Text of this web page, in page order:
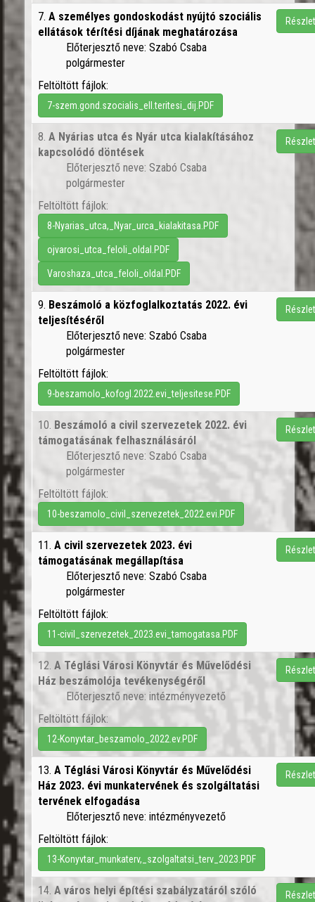
7. A személyes gondoskodást nyújtó szociális
ellátások térítési díjának meghatározása
Előterjesztő neve: Szabó Csaba
polgármester
Feltöltött fájlok:
7-szem.gond.szocialis_ell.teritesi_dij.PDF
8. A Nyárias utca és Nyár utca kialakításához
kapcsolódó döntések
Előterjesztő neve: Szabó Csaba
polgármester
Feltöltött fájlok:
8-Nyarias_utca,_Nyar_urca_kialakitasa.PDF
ojvarosi_utca_feloli_oldal.PDF
Varoshaza_utca_feloli_oldal.PDF
9. Beszámoló a közfoglalkoztatás 2022. évi
teljesítéséről
Előterjesztő neve: Szabó Csaba
polgármester
Feltöltött fájlok:
9-beszamolo_kofogl.2022.evi_teljesitese.PDF
10. Beszámoló a civil szervezetek 2022. évi
támogatásának felhasználásáról
Előterjesztő neve: Szabó Csaba
polgármester
Feltöltött fájlok:
10-beszamolo_civil_szervezetek_2022.evi.PDF
11. A civil szervezetek 2023. évi
támogatásának megállapítása
Előterjesztő neve: Szabó Csaba
polgármester
Feltöltött fájlok:
11-civil_szervezetek_2023.evi_tamogatasa.PDF
12. A Téglási Városi Könyvtár és Művelődési
Ház beszámolója tevékenységéről
Előterjesztő neve: intézményvezető
Feltöltött fájlok:
12-Konyvtar_beszamolo_2022.ev.PDF
13. A Téglási Városi Könyvtár és Művelődési
Ház 2023. évi munkatervének és szolgáltatási
tervének elfogadása
Előterjesztő neve: intézményvezető
Feltöltött fájlok:
13-Konyvtar_munkaterv,_szolgaltatsi_terv_2023.PDF
14. A város helyi építési szabályzatáról szóló